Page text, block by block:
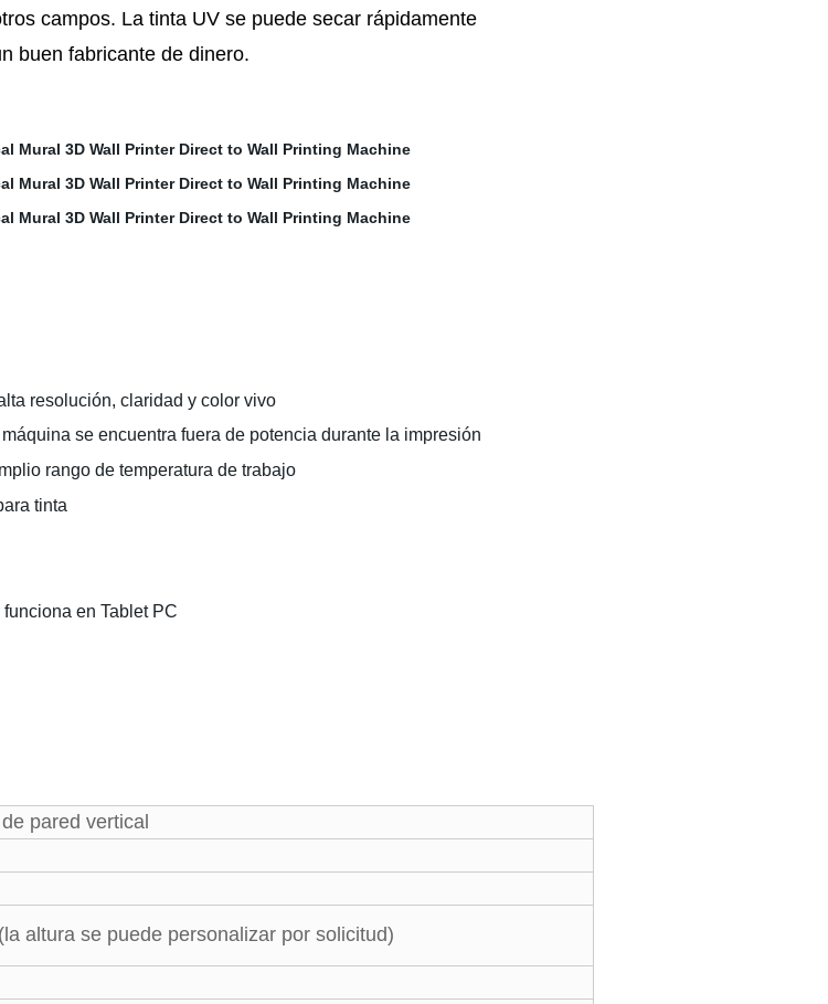
campos. La tinta UV se puede secar rápidamente
buen fabricante de dinero.
resolución, claridad y color vivo
se encuentra fuera de potencia durante la impresión
rango de temperatura de trabajo
tinta
en Tablet PC
pared vertical
altura se puede personalizar por solicitud)